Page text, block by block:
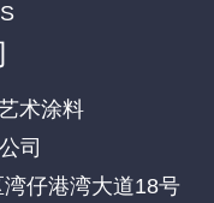
术涂料
司
仔港湾大道18号